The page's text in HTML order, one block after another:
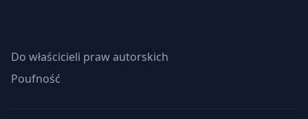
Do właścicieli praw autorskich
Poufność